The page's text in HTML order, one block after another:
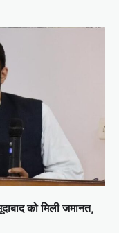
को मिली जमानत,